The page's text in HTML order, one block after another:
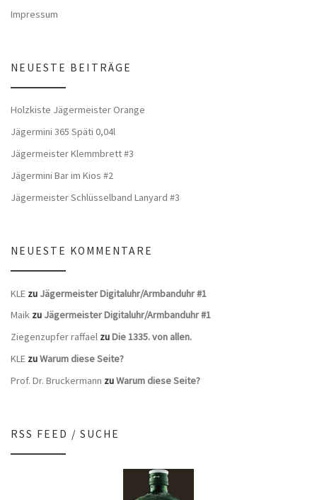
Impressum
NEUESTE BEITRÄGE
Holzkiste Jägermeister Orange
Jägermini 365 Späti 0,04l
Jägermeister Klemmbrett #3
Jägermini Bar im Kios #2
Jägermeister Schlüsselband Lanyard #3
NEUESTE KOMMENTARE
KLE zu Jägermeister Digitaluhr/Armbanduhr #1
Maik zu Jägermeister Digitaluhr/Armbanduhr #1
Ziegenzupfer raffael zuDie 1335. von allen.
KLE zuWarum diese Seite?
Prof. Dr. Bruckermann zuWarum diese Seite?
RSS FEED / SUCHE